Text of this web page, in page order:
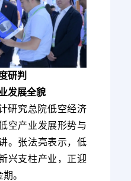
研判
发展全貌
研究总院低空经济
空产业发展形势与
。张法亮表示，低
兴支柱产业，正迎
。